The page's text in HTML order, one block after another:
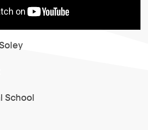
School